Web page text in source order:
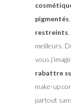
pigmentés
restreints
meilleurs.
vous
rabattre
make-up
partout